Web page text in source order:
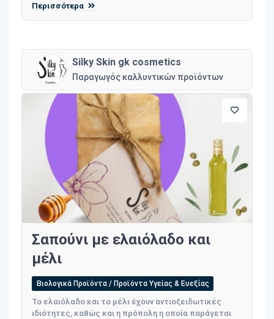
Περισσότερα
Silky Skin gk cosmetics
Παραγωγός καλλυντικών προϊόντων
Σαπούνι με ελαιόλαδο και
μέλι
Βιολογικά Προϊόντα / Προϊόντα Υγείας & Ευεξίας
Το ελαιόλαδο και το μέλι έχουν αντιοξειδωτικές
ιδιότητες, καθώς και η πρόπολη η οποία παράγεται